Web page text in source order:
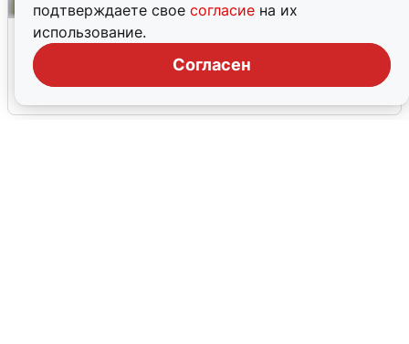
подтверждаете свое согласие на их
использование.
Согласен
Волгоградцы остались без
мобильного интернета
6 августа 0